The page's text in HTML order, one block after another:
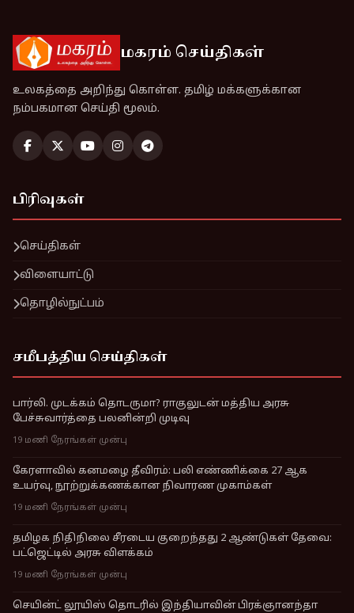
மகரம் செய்திகள்
உலகத்தை அறிந்து கொள்ள. தமிழ் மக்களுக்கான
நம்பகமான செய்தி மூலம்.
பிரிவுகள்
செய்திகள்
விளையாட்டு
தொழில்நுட்பம்
சமீபத்திய செய்திகள்
பார்லி. முடக்கம் தொடருமா? ராகுலுடன் மத்திய அரசு
பேச்சுவார்த்தை பலனின்றி முடிவு
19 மணி நேரங்கள் முன்பு
கேரளாவில் கனமழை தீவிரம்: பலி எண்ணிக்கை 27 ஆக
உயர்வு, நூற்றுக்கணக்கான நிவாரண முகாம்கள்
19 மணி நேரங்கள் முன்பு
தமிழக நிதிநிலை சீரடைய குறைந்தது 2 ஆண்டுகள் தேவை:
பட்ஜெட்டில் அரசு விளக்கம்
19 மணி நேரங்கள் முன்பு
செயின்ட் லூயிஸ் தொடரில் இந்தியாவின் பிரக்ஞானந்தா